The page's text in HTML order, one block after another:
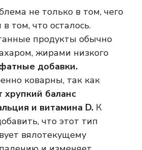
не только в том, чего
том, что осталось.
продукты обычно
жирами низкого
добавки.
коварны, так как
хрупкий баланс
и витамина D. К
что этот тип
вялотекущему